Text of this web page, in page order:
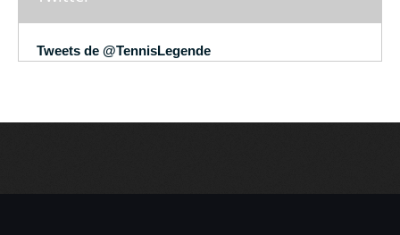
Tweets de @TennisLegende